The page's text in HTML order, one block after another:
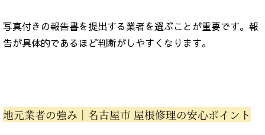
写真付きの報告書を提出する業者を選ぶことが重要です。報
告が具体的であるほど判断がしやすくなります。
地元業者の強み｜名古屋市 屋根修理の安心ポイント